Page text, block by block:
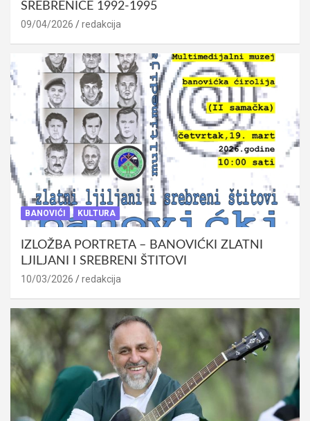
SREBRENICE 1992-1995
09/04/2026 redakcija
BANOVIĆI KULTURA
IZLOŽBA PORTRETA – BANOVIĆKI ZLATNI
LJILJANI I SREBRENI ŠTITOVI
10/03/2026 redakcija